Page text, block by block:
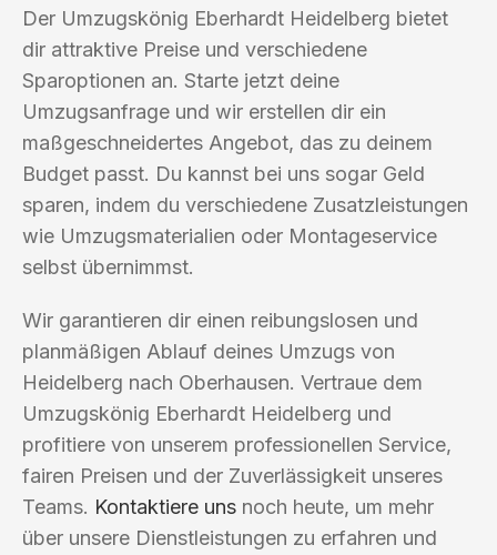
Der Umzugskönig Eberhardt Heidelberg bietet
dir attraktive Preise und verschiedene
Sparoptionen an. Starte jetzt deine
Umzugsanfrage und wir erstellen dir ein
maßgeschneidertes Angebot, das zu deinem
Budget passt. Du kannst bei uns sogar Geld
sparen, indem du verschiedene Zusatzleistungen
wie Umzugsmaterialien oder Montageservice
selbst übernimmst.
Wir garantieren dir einen reibungslosen und
planmäßigen Ablauf deines Umzugs von
Heidelberg nach Oberhausen. Vertraue dem
Umzugskönig Eberhardt Heidelberg und
profitiere von unserem professionellen Service,
fairen Preisen und der Zuverlässigkeit unseres
Teams. Kontaktiere uns noch heute, um mehr
über unsere Dienstleistungen zu erfahren und